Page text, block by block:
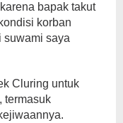
bapak takut
korban
suwami saya
Cluring untuk
termasuk